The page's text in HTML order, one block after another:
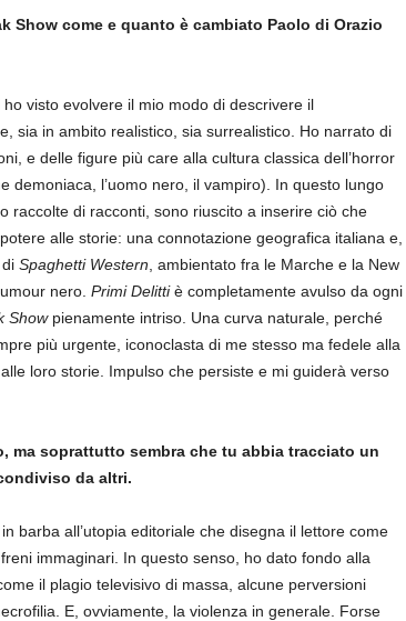
Show come e quanto è cambiato Paolo di Orazio
visto evolvere il mio modo di descrivere il
sia in ambito realistico, sia surrealistico. Ho narrato di
e delle figure più care alla cultura classica dell’horror
demoniaca, l’uomo nero, il vampiro). In questo lungo
raccolte di racconti, sono riuscito a inserire ciò che
alle storie: una connotazione geografica italiana e,
Spaghetti Western , ambientato fra le Marche e la New
nero. Primi Delittiè completamente avulso da ogni
Showpienamente intriso. Una curva naturale, perché
più urgente, iconoclasta di me stesso ma fedele alla
loro storie. Impulso che persiste e mi guiderà verso
ma soprattutto sembra che tu abbia tracciato un
da altri.
barba all’utopia editoriale che disegna il lettore come
immaginari. In questo senso, ho dato fondo alla
il plagio televisivo di massa, alcune perversioni
E, ovviamente, la violenza in generale. Forse